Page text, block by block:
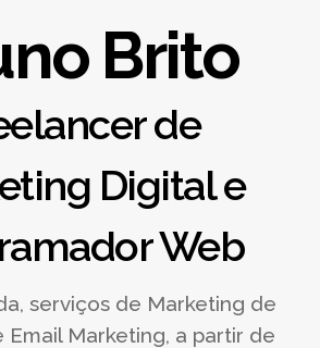
Brito
de
Digital e
Web
serviços de Marketing de
Email Marketing, a partir de